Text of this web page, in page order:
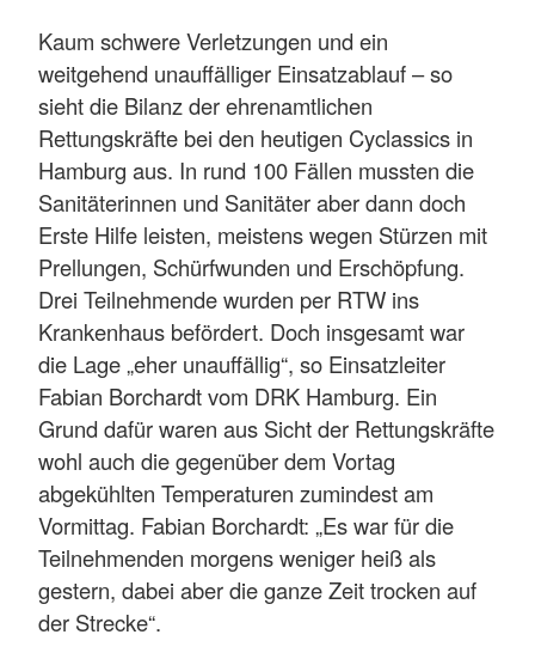
Kaum schwere Verletzungen und ein
weitgehend unauffälliger Einsatzablauf – so
sieht die Bilanz der ehrenamtlichen
Rettungskräfte bei den heutigen Cyclassics in
Hamburg aus. In rund 100 Fällen mussten die
Sanitäterinnen und Sanitäter aber dann doch
Erste Hilfe leisten, meistens wegen Stürzen mit
Prellungen, Schürfwunden und Erschöpfung.
Drei Teilnehmende wurden per RTW ins
Krankenhaus befördert. Doch insgesamt war
die Lage „eher unauffällig“, so Einsatzleiter
Fabian Borchardt vom DRK Hamburg. Ein
Grund dafür waren aus Sicht der Rettungskräfte
wohl auch die gegenüber dem Vortag
abgekühlten Temperaturen zumindest am
Vormittag. Fabian Borchardt: „Es war für die
Teilnehmenden morgens weniger heiß als
gestern, dabei aber die ganze Zeit trocken auf
der Strecke“.